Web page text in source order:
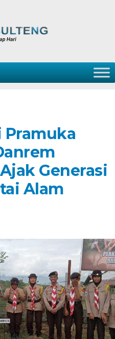
Pramuka
Generasi
Alam